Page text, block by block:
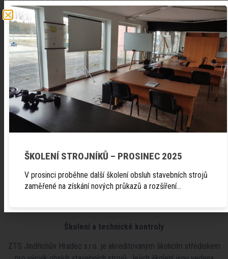
Nezapomínáme ani na starší modely nakladačů, které dodávala v
minulosti. Pro tyto stroje stále vedeme širokou nabídku náhradních
dílů a přídavných zařízení. Díky tomu mohou majitelé starších
Školení a technické kontroly
ZTS Jindřichův Hradec s.r.o. je akreditovaným školicím střediskem
ŠKOLENÍ STROJNÍKŮ – PROSINEC 2025
V prosinci proběhne další školení obsluh stavebních strojů
zaměřené na získání nových průkazů a rozšíření…